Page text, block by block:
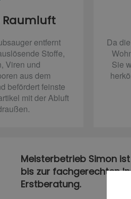
Raumluft
entfernt
Stoffe,
Viren und
aus dem
befördert feinste
mit der Abluft
Da
Sie
Meisterbetrieb Simon
bis zur fachgerechten
Erstberatung.